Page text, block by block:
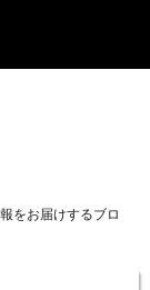
をお届けするブロ